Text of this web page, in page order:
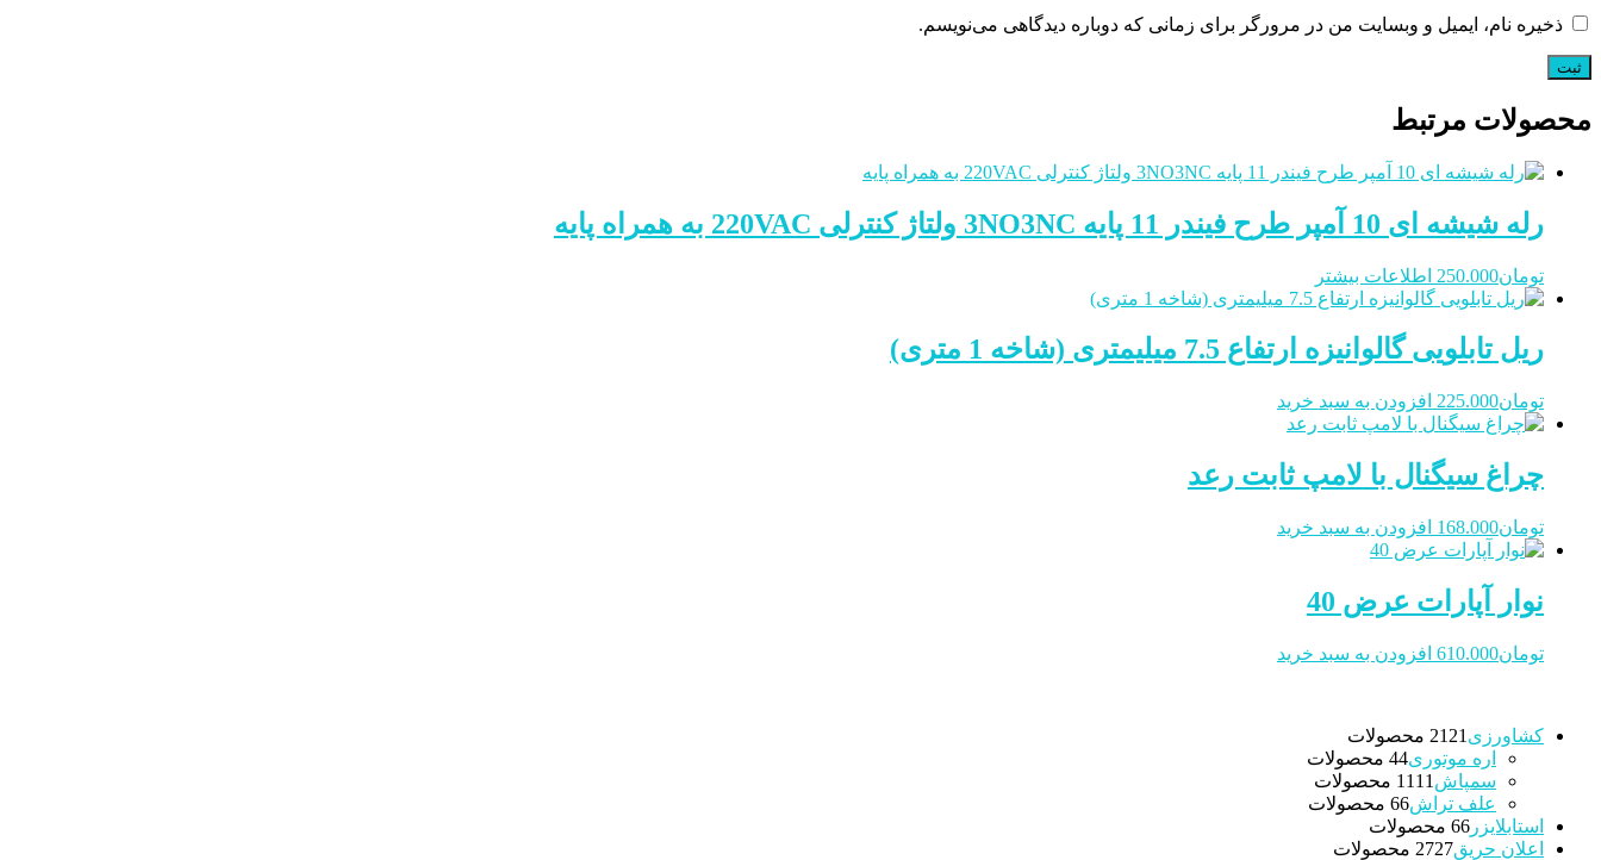
ذخیره نام، ایمیل و وبسایت من در مرورگر برای زمانی که دوباره دیدگاهی می‌نویسم.
محصولات مرتبط
رله شیشه ای 10 آمپر طرح فیندر 11 پایه 3NO3NC ولتاژ کنترلی 220VAC به همراه پایه
تومان250.000 اطلاعات بیشتر
ریل تابلویی گالوانیزه ارتفاع 7.5 میلیمتری (شاخه 1 متری)
تومان225.000 افزودن به سبد خرید
چراغ سیگنال با لامپ ثابت رعد
تومان168.000 افزودن به سبد خرید
نوار آپارات عرض 40
تومان610.000 افزودن به سبد خرید
کشاورزی 21 21 محصولات
اره موتوری 44 محصولات
سمپاش
11 11 محصولات
علف تراش 66 محصولات
استابلایزر
66 محصولات
اعلان حریق
2727 محصولات